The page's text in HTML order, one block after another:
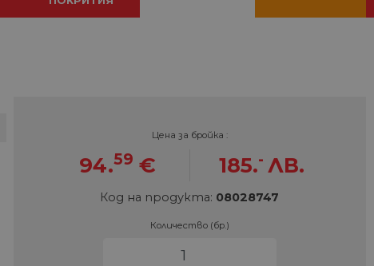
Цена за бройка :
94.59 € 185.- ЛВ.
Код на продукта: 08028747
Количество (бр.)